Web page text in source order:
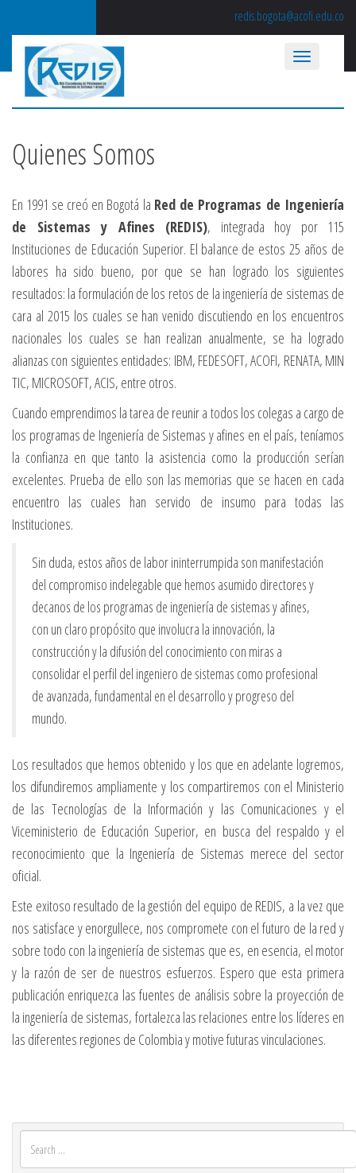
redis.bogota@acofi.edu.co
Quienes Somos
En 1991 se creó en Bogotá la Red de Programas de Ingeniería
de Sistemas y Afines (REDIS), integrada hoy por 115
Instituciones de Educación Superior. El balance de estos 25 años de
labores ha sido bueno, por que se han logrado los siguientes
resultados: la formulación de los retos de la ingeniería de sistemas de
cara al 2015 los cuales se han venido discutiendo en los encuentros
nacionales los cuales se han realizan anualmente, se ha logrado
alianzas con siguientes entidades: IBM, FEDESOFT, ACOFI, RENATA, MIN
TIC, MICROSOFT, ACIS, entre otros.
Cuando emprendimos la tarea de reunir a todos los colegas a cargo de
los programas de Ingeniería de Sistemas y afines en el país, teníamos
la confianza en que tanto la asistencia como la producción serían
excelentes. Prueba de ello son las memorias que se hacen en cada
encuentro las cuales han servido de insumo para todas las
Instituciones.
Sin duda, estos años de labor ininterrumpida son manifestación
del compromiso indelegable que hemos asumido directores y
decanos de los programas de ingeniería de sistemas y afines,
con un claro propósito que involucra la innovación, la
construcción y la difusión del conocimiento con miras a
consolidar el perfil del ingeniero de sistemas como profesional
de avanzada, fundamental en el desarrollo y progreso del
mundo.
Los resultados que hemos obtenido y los que en adelante logremos,
los difundiremos ampliamente y los compartiremos con el Ministerio
de las Tecnologías de la Información y las Comunicaciones y el
Viceministerio de Educación Superior, en busca del respaldo y el
reconocimiento que la Ingeniería de Sistemas merece del sector
oficial.
Este exitoso resultado de la gestión del equipo de REDIS, a la vez que
nos satisface y enorgullece, nos compromete con el futuro de la red y
sobre todo con la ingeniería de sistemas que es, en esencia, el motor
y la razón de ser de nuestros esfuerzos. Espero que esta primera
publicación enriquezca las fuentes de análisis sobre la proyección de
la ingeniería de sistemas, fortalezca las relaciones entre los líderes en
las diferentes regiones de Colombia y motive futuras vinculaciones.